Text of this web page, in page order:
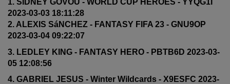
1. SIDNEY GOVOU - WORLD CUP HEROES - YYQG1I
2023-03-03 18:11:28
2. ALEXIS SáNCHEZ - FANTASY FIFA 23 - GNU9OP
2023-03-04 09:22:07
3. LEDLEY KING - FANTASY HERO - PBTB6D 2023-03-
05 12:08:56
4. GABRIEL JESUS - Winter Wildcards - X9ESFC 2023-